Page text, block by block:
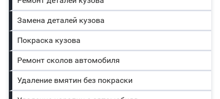
Замена деталей кузова
Покраска кузова
Ремонт сколов автомобиля
Удаление вмятин без покраски